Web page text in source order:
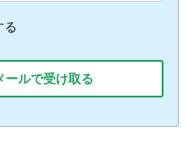
る
ルで受け取る